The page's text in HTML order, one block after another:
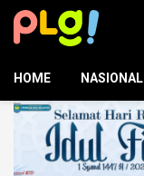
HOME NASIONAL